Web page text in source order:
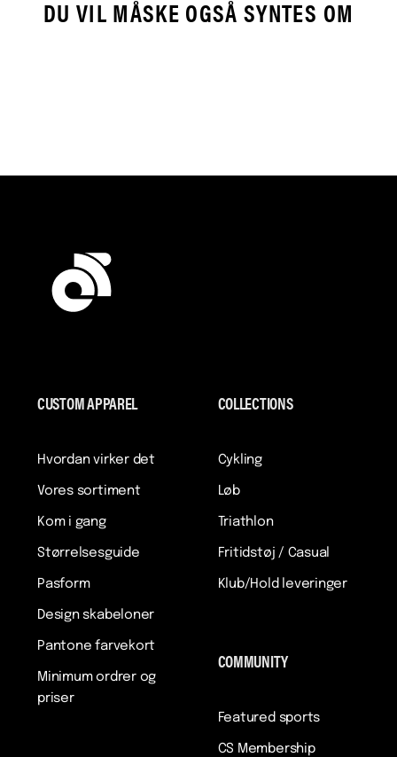
DU VIL MÅSKE OGSÅ SYNTES OM
CUSTOM APPAREL
Hvordan virker det
Vores sortiment
Kom i gang
Størrelsesguide
Pasform
Design skabeloner
Pantone farvekort
Minimum ordrer og
priser
COLLECTIONS
Cykling
Løb
Triathlon
Fritidstøj / Casual
Klub/Hold leveringer
COMMUNITY
Featured sports
CS Membership